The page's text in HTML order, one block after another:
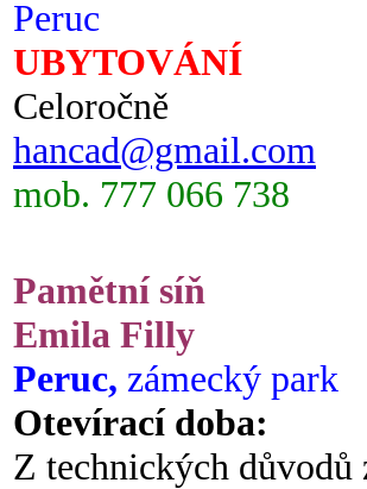
Peruc
UBYTOVÁNÍ
Celoročně
hancad@gmail.com
mob. 777 066 738
Pamětní síň
Emila Filly
Peruc, zámecký park
Otevírací doba:
Z technických důvodů